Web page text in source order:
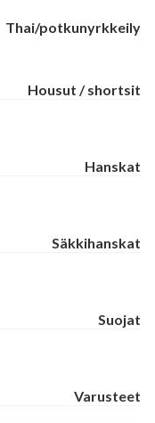
Thai/potkunyrkkeily
Housut / shortsit
Hanskat
Säkkihanskat
Suojat
Varusteet